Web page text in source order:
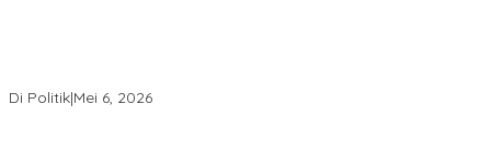
Di Politik|Mei 6, 2026